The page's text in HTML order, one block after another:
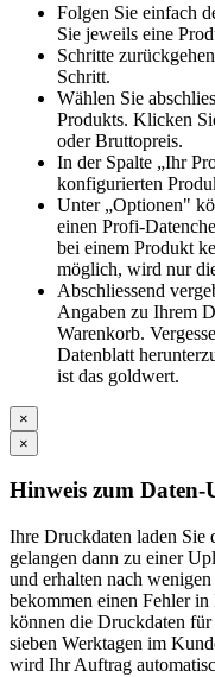
Folgen Sie einfach
Sie jeweils eine
Schritte
Schritt.
Wählen Sie
Produkts. Klicken
oder Bruttopreis.
In der Spalte „Ihr
konfigurierten
Unter „Optionen"
einen Profi-
bei einem Produkt
möglich, wird nur
Abschliessend
Angaben zu Ihrem
Warenkorb.
Datenblatt
ist das goldwert.
×
×
Hinweis zum Daten-
Ihre Druckdaten laden Sie
gelangen dann zu einer
und erhalten nach
bekommen einen Fehler
können die Druckdaten
sieben Werktagen im
wird Ihr Auftrag